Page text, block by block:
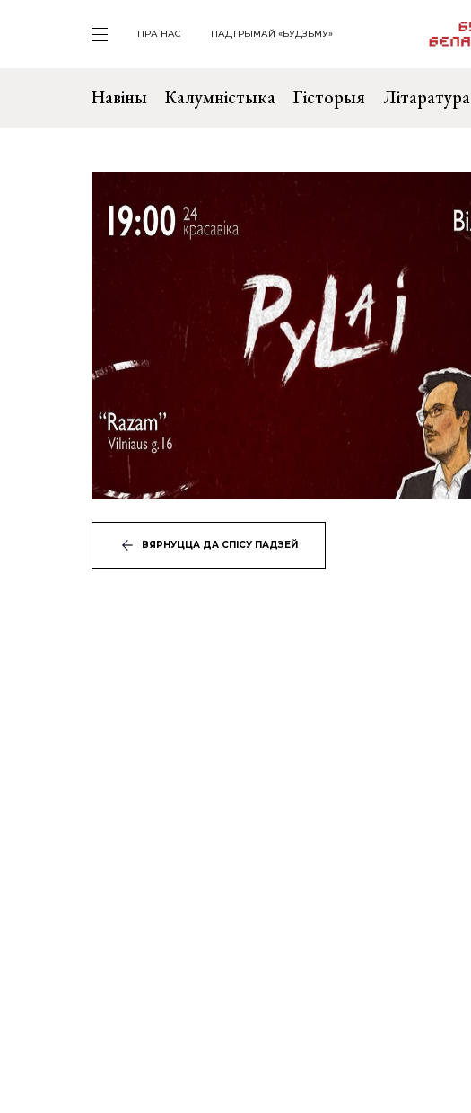
ПРА НАС ПАДТРЫМАЙ «БУДЗЬМУ»
Навіны Калумністыка Гісторыя Літаратура
ВЯРНУЦЦА ДА СПІСУ ПАДЗЕЙ